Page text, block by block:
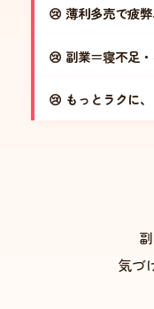
薄利多売で疲
副業＝寝不足
もっとラクに
気づ